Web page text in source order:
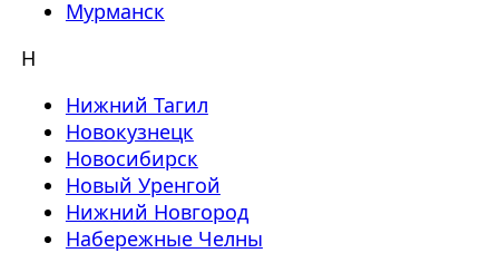
Мурманск
Н
Нижний Тагил
Новокузнецк
Новосибирск
Новый Уренгой
Нижний Новгород
Набережные Челны